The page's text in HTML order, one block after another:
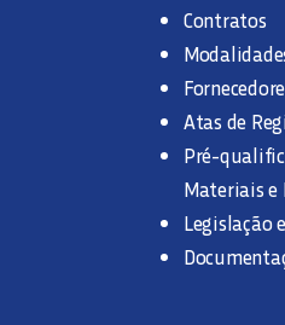
Contratos
Atas de
Pré-
Materiais e
Legislação